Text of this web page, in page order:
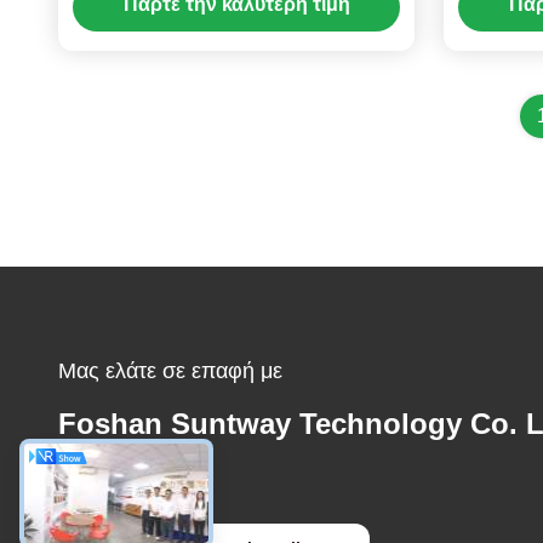
220V
Πάρτε την καλύτερη τιμή
Μας ελάτε σε επαφή με
Foshan Suntway Technology Co.
Ηλεκτρονικό